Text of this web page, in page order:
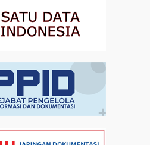
Penyandang Disabilitas